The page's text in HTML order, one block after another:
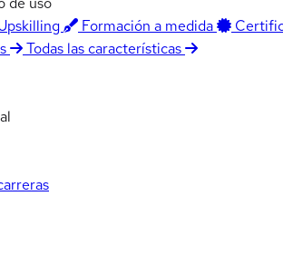
Formación a medida
Todas las características